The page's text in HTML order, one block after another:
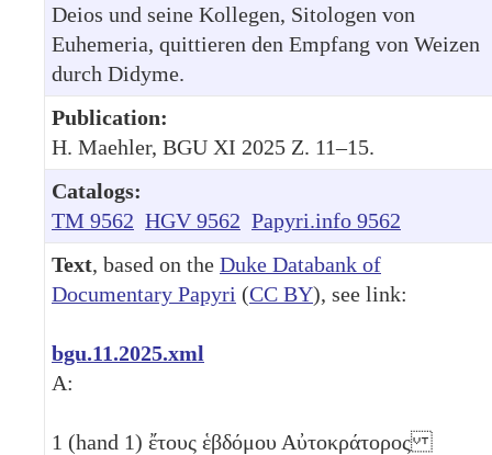
Deios und seine Kollegen, Sitologen von
Euhemeria, quittieren den Empfang von Weizen
durch Didyme.
Publication:
H. Maehler, BGU XI 2025 Z. 11–15.
Catalogs:
TM 9562 HGV 9562 Papyri.info 9562
Text, based on the Duke Databank of
Documentary Papyri (CC BY), see link:
bgu.11.2025.xml
A:
1 (hand 1) ἔτους ἑβδόμου Αὐτοκράτορος